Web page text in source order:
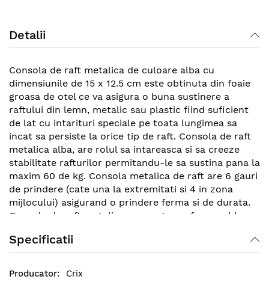
Detalii
Consola de raft metalica de culoare alba cu
dimensiunile de 15 x 12.5 cm este obtinuta din foaie
groasa de otel ce va asigura o buna sustinere a
raftului din lemn, metalic sau plastic fiind suficient
de lat cu intarituri speciale pe toata lungimea sa
incat sa persiste la orice tip de raft. Consola de raft
metalica alba, are rolul sa intareasca si sa creeze
stabilitate rafturilor permitandu-le sa sustina pana la
maxim 60 de kg. Consola metalica de raft are 6 gauri
de prindere (cate una la extremitati si 4 in zona
mijlocului) asigurand o prindere ferma si de durata.
Consula de raft metalica se monteaza fara probleme
atat de acesta cat si de raftul in propriu-zis.
Specificatii
Crix